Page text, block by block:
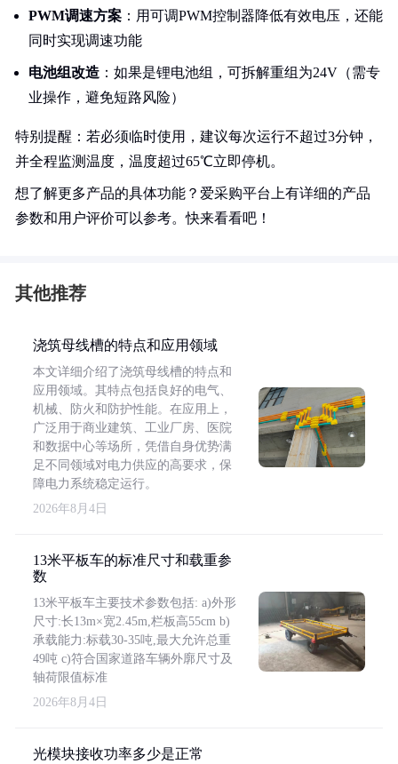
PWM调速方案 ：用可调PWM控制器降低有效电压，还能
同时实现调速功能
电池组改造 ：如果是锂电池组，可拆解重组为24V（需专
业操作，避免短路风险）
特别提醒：若必须临时使用，建议每次运行不超过3分钟，
并全程监测温度，温度超过65℃立即停机。
想了解更多产品的具体功能？爱采购平台上有详细的产品
参数和用户评价可以参考。快来看看吧！
其他推荐
浇筑母线槽的特点和应用领域
本文详细介绍了浇筑母线槽的特点和
应用领域。其特点包括良好的电气、
机械、防火和防护性能。在应用上，
广泛用于商业建筑、工业厂房、医院
和数据中心等场所，凭借自身优势满
足不同领域对电力供应的高要求，保
障电力系统稳定运行。
2026年8月4日
13米平板车的标准尺寸和载重参
数
13米平板车主要技术参数包括: a)外形
尺寸:长13m×宽2.45m,栏板高55cm b)
承载能力:标载30-35吨,最大允许总重
49吨 c)符合国家道路车辆外廓尺寸及
轴荷限值标准
2026年8月4日
光模块接收功率多少是正常